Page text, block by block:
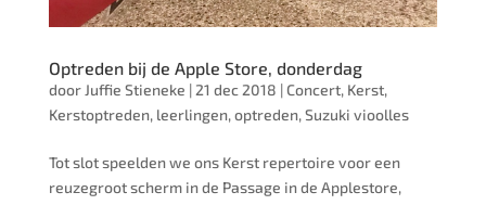
Optreden bij de Apple Store, donderdag
door Juffie Stieneke | 21 dec 2018 |Concert, Kerst,
Kerstoptreden, leerlingen,optreden,Suzuki vioolles
Tot slot speelden we ons Kerst repertoire voor een
reuzegroot scherm in de Passage in de Applestore,